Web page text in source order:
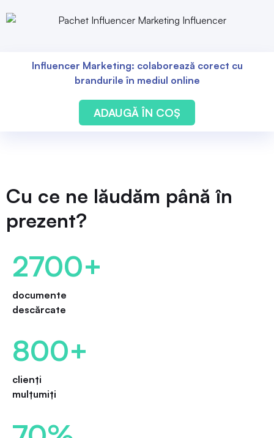
Influencer Marketing: colaborează corect cu
brandurile în mediul online
ADAUGĂ ÎN COȘ
Cu ce ne lăudăm până în
prezent?
2700+
documente
descărcate
800+
clienți
mulțumiți